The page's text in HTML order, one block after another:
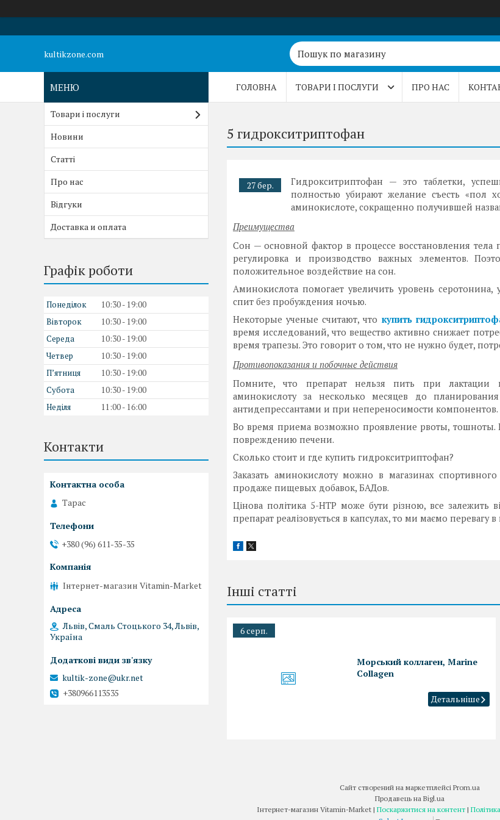
kultikzone.com
ГОЛОВНА ТОВАРИ І ПОСЛУГИ ПРО НАС
5 гидрокситриптофан
27 бер.
Гидрокситриптофан — это таблетки,
полностью убирают желание съесть «пол
аминокислоте, сокращенно получившей
Преимущества
Сон — основной фактор в процессе восстановления
регулировка и производство важных элементов.
положительное воздействие на сон.
Аминокислота помогает увеличить уровень
спит без пробуждения ночью.
Некоторые ученые считают, что купить
время исследований, что вещество активно снижает
время трапезы. Это говорит о том, что не нужно будет,
Противопоказания и побочные действия
Помните, что препарат нельзя пить при лактации
аминокислоту за несколько месяцев до
антидепрессантами и при непереносимости компонентов.
Во время приема возможно проявление рвоты, тошноты.
повреждению печени.
Сколько стоит и где купить гидрокситриптофан?
Заказать аминокислоту можно в магазинах
продаже пищевых добавок, БАДов.
Цінова політика 5-НТР може бути різною, все залежить
препарат реалізовується в капсулах, то ми маємо перевагу в
Інші статті
6 серп.
Морський коллаген, Marine
Collagen
Товари і послуги
Новини
Статті
Про нас
Відгуки
Доставка и оплата
Графік роботи
Понеділок 10:30
19:00
Вівторок
10:30
19:00
Середа
10:30
19:00
Четвер
10:30
19:00
Пʼятниця
10:30
19:00
Субота
10:30
19:00
Неділя
11:00 16:00
Контакти
Тарас
+380 (96) 611-35-35
Інтернет-магазин Vitamin-Market
Львів, Смаль Стоцького 34, Львів,
Україна
kultik-zone@ukr.net
+380966113535
Сайт створений на маркетплейсі Prom.ua
Продавець на Bigl.ua
Інтернет-магазин Vitamin-Market | Поскаржитися на контент |